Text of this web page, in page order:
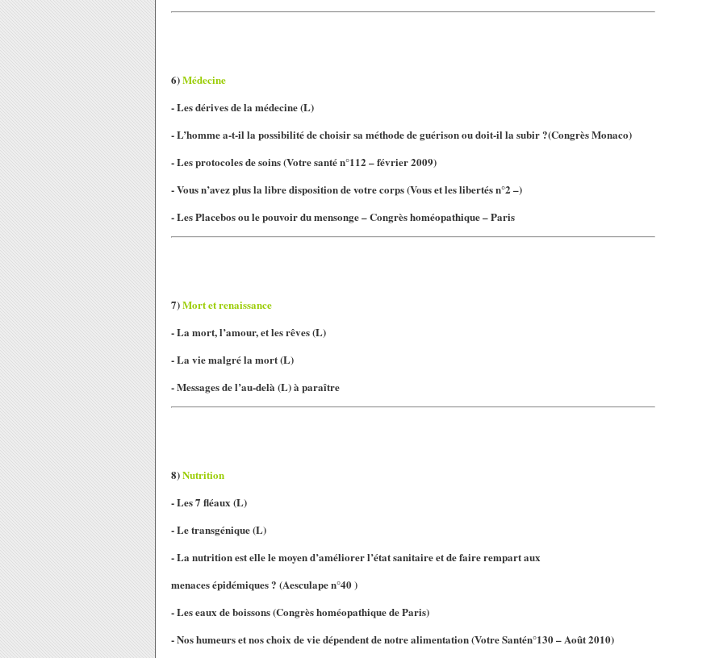
6)Médecine
- Les dérives de la médecine (L)
- L’homme a-t-il la possibilité de choisir sa méthode de guérison ou doit-il la subir ?(Congrès Monaco)
- Les protocoles de soins(Votre santé n°112 – février 2009)
- Vous n’avez plus la libre disposition de votre corps(Vous et les libertés n°2 –)
- Les Placebos ou le pouvoir du mensonge –Congrès homéopathique – Paris
7)Mort et renaissance
- La mort, l’amour, et les rêves (L)
- La vie malgré la mort (L)
- Messages de l’au-delà (L) à paraître
8)Nutrition
- Les 7 fléaux (L)
- Le transgénique (L)
- La nutrition est elle le moyen d’améliorer l’état sanitaire et de faire rempart aux
menaces épidémiques ? (Aesculape n°40 )
- Les eaux de boissons(Congrès homéopathique de Paris)
- Nos humeurs et nos choix de vie dépendent de notre alimentation(Votre Santén°130 – Août 2010)